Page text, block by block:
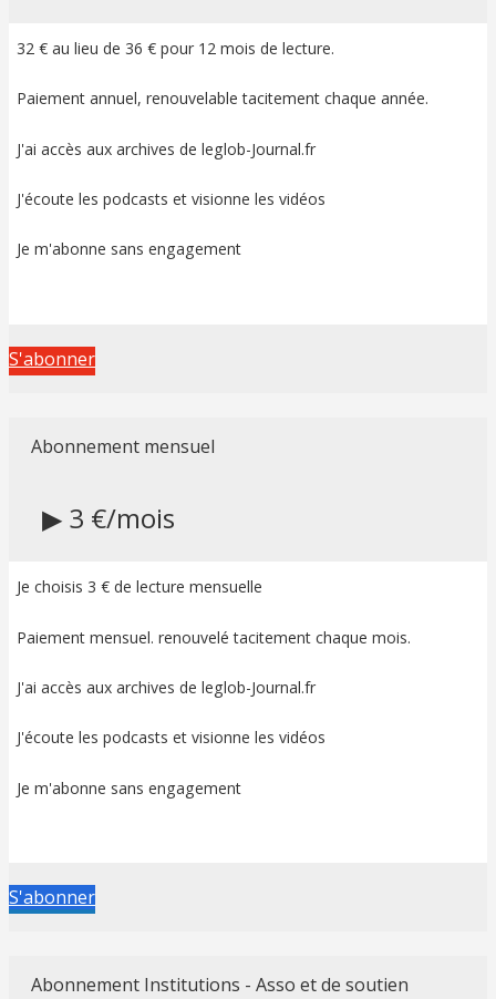
32 € au lieu de 36 € pour 12 mois de lecture.
Paiement annuel, renouvelable tacitement chaque année.
J'ai accès aux archives de leglob-Journal.fr
J'écoute les podcasts et visionne les vidéos
Je m'abonne sans engagement
S'abonner
Abonnement mensuel
▶ 3 €/mois
Je choisis 3 € de lecture mensuelle
Paiement mensuel. renouvelé tacitement chaque mois.
J'ai accès aux archives de leglob-Journal.fr
J'écoute les podcasts et visionne les vidéos
Je m'abonne sans engagement
S'abonner
Abonnement Institutions - Asso et de soutien